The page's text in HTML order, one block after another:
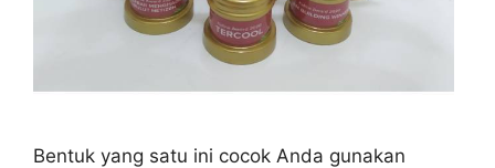
Bentuk yang satu ini cocok Anda gunakan